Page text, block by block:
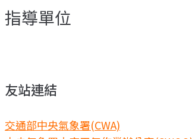
指導單位
友站連結
交通部中央氣象署(CWA)